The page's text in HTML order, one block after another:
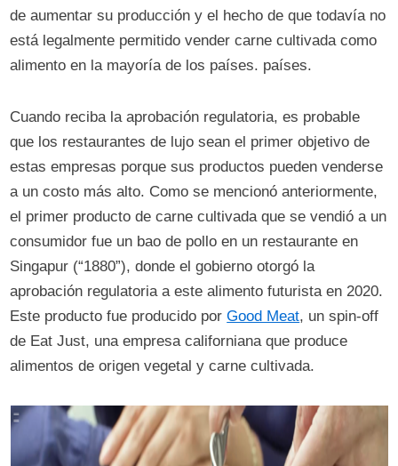
de aumentar su producción y el hecho de que todavía no
está legalmente permitido vender carne cultivada como
alimento en la mayoría de los países. países.
Cuando reciba la aprobación regulatoria, es probable
que los restaurantes de lujo sean el primer objetivo de
estas empresas porque sus productos pueden venderse
a un costo más alto. Como se mencionó anteriormente,
el primer producto de carne cultivada que se vendió a un
consumidor fue un bao de pollo en un restaurante en
Singapur (“1880”), donde el gobierno otorgó la
aprobación regulatoria a este alimento futurista en 2020.
Este producto fue producido porGood Meat, un spin-off
de Eat Just, una empresa californiana que produce
alimentos de origen vegetal y carne cultivada.